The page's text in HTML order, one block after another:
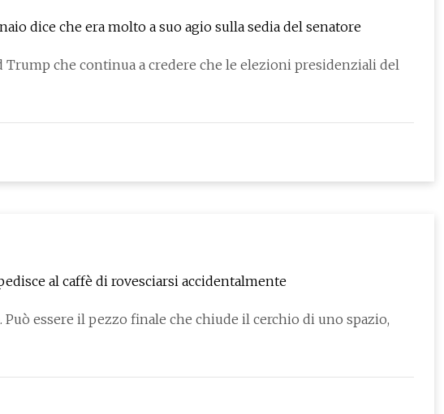
dice che era molto a suo agio sulla sedia del senatore
Trump che continua a credere che le elezioni presidenziali del
al caffè di rovesciarsi accidentalmente